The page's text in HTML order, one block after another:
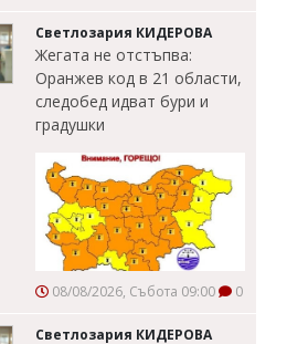
Светлозария КИДЕРОВА
Жегата не отстъпва:
Оранжев код в 21 области,
следобед идват бури и
градушки
08/08/2026, Събота 09:00 0
Светлозария КИДЕРОВА